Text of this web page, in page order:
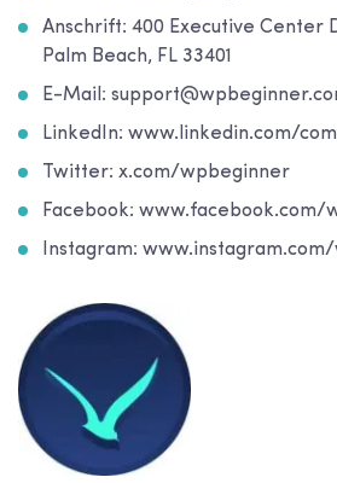
Anschrift: 400 Executive Center
Palm Beach, FL 33401
E-Mail:
LinkedIn: www.linkedin.com/
Twitter: x.com/wpbeginner
Facebook: www.facebook.com/
Instagram: